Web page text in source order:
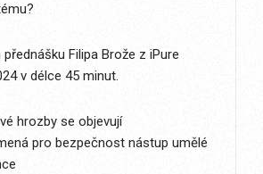
Filipa Brože z iPure
v délce 45 minut.
hrozby se objevují
pro bezpečnost nástup umělé